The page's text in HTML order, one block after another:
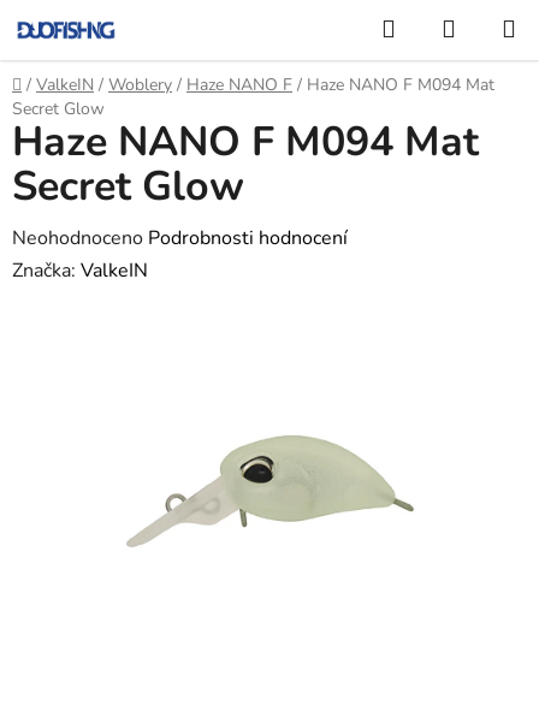
na
obsah
Hledat
KOŠÍK
Domů
/ ValkeIN / Woblery / Haze NANO F / Haze NANO F M094 Mat
Secret Glow
Haze NANO F M094 Mat
Secret Glow
Průměrné
hodnocení
Neohodnoceno Podrobnosti hodnocení
Značka: ValkeIN